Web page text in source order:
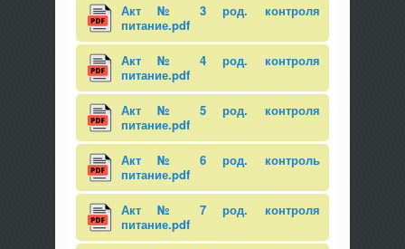
Акт № 3 род. контроля
питание.pdf
Акт № 4 род. контроля
питание.pdf
Акт № 5 род. контроля
питание.pdf
Акт № 6 род. контроль
питание.pdf
Акт № 7 род. контроля
питание.pdf